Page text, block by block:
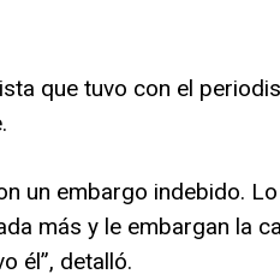
que tuvo con el
un embargo indebido.
más y le embargan la
él”, detalló.